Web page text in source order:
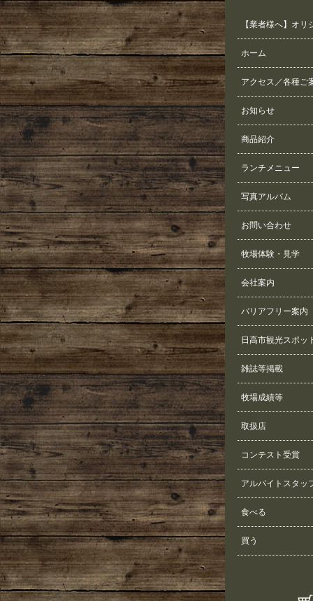
【業者様へ】オ
ホーム
アクセス／各種ご
お知らせ
商品紹介
ランチメニュー
写真アルバム
お問い合わせ
牧場体験・見学
会社案内
バリアフリー案内
日高市観光スポッ
雑誌等掲載
牧場成績等
取扱店
コンテスト受賞
アルバイトスタッ
食べる
買う